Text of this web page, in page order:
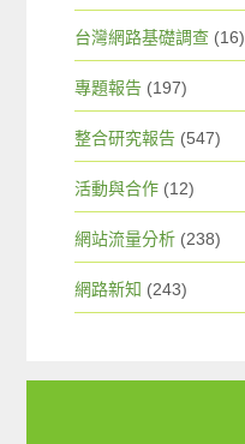
台灣網路基礎調查 (16)
專題報告 (197)
整合研究報告 (547)
活動與合作 (12)
網站流量分析 (238)
網路新知 (243)